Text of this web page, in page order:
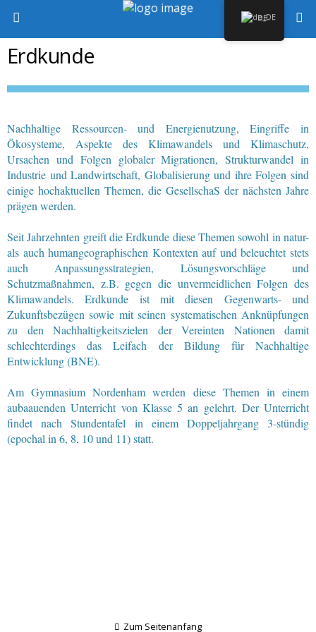
Erdkunde
Nachhaltige Ressourcen- und Energienutzung, Eingriffe in
Ökosysteme, Aspekte des Klimawandels und Klimaschutz,
Ursachen und Folgen globaler Migrationen, Strukturwandel in
Industrie und Landwirtschaft, Globalisierung und ihre Folgen sind
einige hochaktuellen Themen, die GesellschaS der nächsten Jahre
prägen werden.
Seit Jahrzehnten greift die Erdkunde diese Themen sowohl in natur-
als auch humangeographischen Kontexten auf und beleuchtet stets
auch Anpassungsstrategien, Lösungsvorschläge und
Schutzmaßnahmen, z.B. gegen die unvermeidlichen Folgen des
Klimawandels. Erdkunde ist mit diesen Gegenwarts- und
Zukunftsbezügen sowie mit seinen systematischen Anknüpfungen
zu den Nachhaltigkeitszielen der Vereinten Nationen damit
schlechterdings das Leifach der Bildung für Nachhaltige
Entwicklung (BNE).
Am Gymnasium Nordenham werden diese Themen in einem
aubaauenden Unterricht von Klasse 5 an gelehrt. Der Unterricht
findet nach Stundentafel in einem Doppeljahrgang 3-stündig
(epochal in 6, 8, 10 und 11) statt.
Zum Seitenanfang
DE